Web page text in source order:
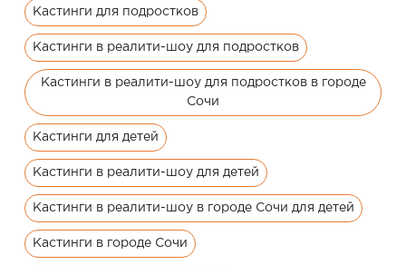
Кастинги для подростков
Кастинги в реалити-шоу для подростков
Кастинги в реалити-шоу для подростков в городе
Сочи
Кастинги для детей
Кастинги в реалити-шоу для детей
Кастинги в реалити-шоу в городе Сочи для детей
Кастинги в городе Сочи